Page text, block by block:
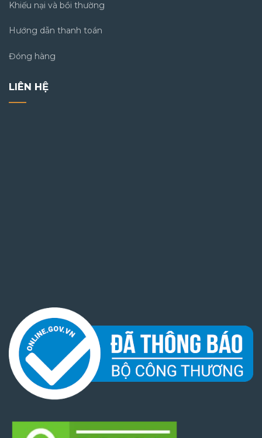
Khiếu nại và bồi thường
Hướng dẫn thanh toán
Đóng hàng
LIÊN HỆ